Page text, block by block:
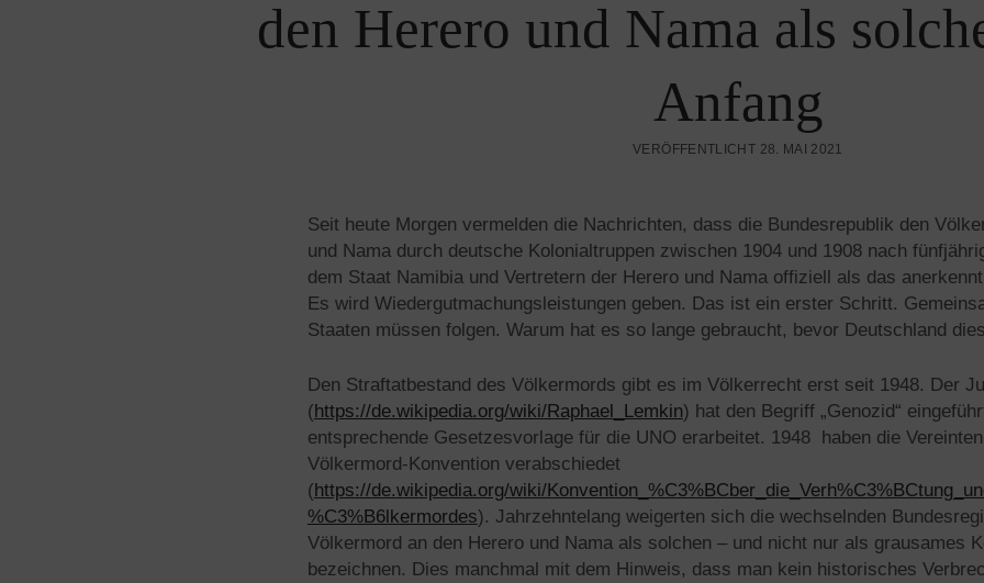
den Herero und Nama als
Anfang
VERÖFFENTLICHT 28. MAI 2021
Seit heute Morgen vermelden die Nachrichten, dass die Bundesrepublik den
und Nama durch deutsche Kolonialtruppen zwischen 1904 und 1908 nach
dem Staat Namibia und Vertretern der Herero und Nama offiziell als das
Es wird Wiedergutmachungsleistungen geben. Das ist ein erster Schritt.
Staaten müssen folgen. Warum hat es so lange gebraucht, bevor Deutschland
Den Straftatbestand des Völkermords gibt es im Völkerrecht erst seit 1948. Der
(https://de.wikipedia.org/wiki/Raphael_Lemkin) hat den Begriff „Genozid“
entsprechende Gesetzesvorlage für die UNO erarbeitet. 1948 haben die
Völkermord-Konvention verabschiedet
(https://de.wikipedia.org/wiki/
%C3%B6lkermordes). Jahrzehntelang weigerten sich die wechselnden
Völkermord an den Herero und Nama als solchen – und nicht nur als grausames
bezeichnen. Dies manchmal mit dem Hinweis, dass man kein historisches